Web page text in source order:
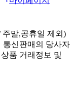
주말,공휴일 제외)
통신판매의 당사자
품 거래정보 및